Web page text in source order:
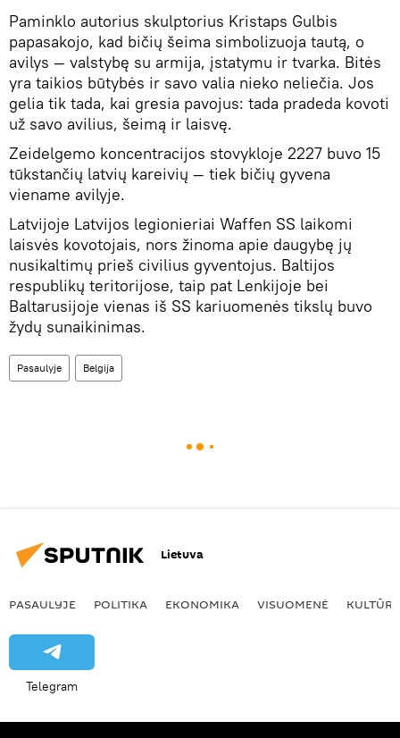
Paminklo autorius skulptorius Kristaps Gulbis
papasakojo, kad bičių šeima simbolizuoja tautą, o
avilys — valstybę su armija, įstatymu ir tvarka. Bitės
yra taikios būtybės ir savo valia nieko neliečia. Jos
gelia tik tada, kai gresia pavojus: tada pradeda kovoti
už savo avilius, šeimą ir laisvę.
Zeidelgemo koncentracijos stovykloje 2227 buvo 15
tūkstančių latvių kareivių — tiek bičių gyvena
viename avilyje.
Latvijoje Latvijos legionieriai Waffen SS laikomi
laisvės kovotojais, nors žinoma apie daugybę jų
nusikaltimų prieš civilius gyventojus. Baltijos
respublikų teritorijose, taip pat Lenkijoje bei
Baltarusijoje vienas iš SS kariuomenės tikslų buvo
žydų sunaikinimas.
Pasaulyje Belgija
Lietuva
PASAULYJE POLITIKA EKONOMIKA VISUOMENĖ KULTŪRA
Telegram